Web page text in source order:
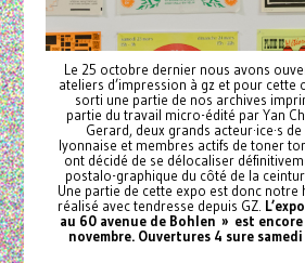
Le 25 octobre dernier nous avons
ateliers d’impression à gz et pour cette
sorti une partie de nos archives
partie du travail micro-édité par Yan
Gerard, deux grands acteur·ice·s
lyonnaise et membres actifs de toner
ont décidé de se délocaliser
postalo-graphique du côté de la
Une partie de cette expo est donc
réalisé avec tendresse depuis GZ.
au 60 avenue de Bohlen » est
novembre. Ouvertures 4 sure